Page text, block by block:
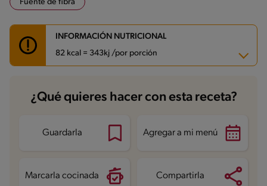
Fuente de fibra
INFORMACIÓN NUTRICIONAL
82 kcal = 343kj /por porción
Carbohidratos 17 g
Energía 82 kcal
Proteína
Grasas saturadas 0 g
¿Qué quieres hacer con esta receta?
Guardarla Agregar a mi menú
Marcarla cocinada Compartirla